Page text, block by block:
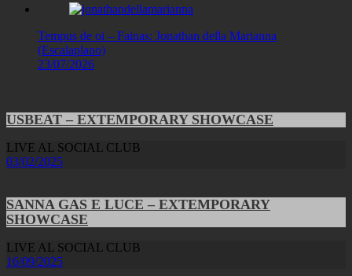
Tempus de oi – Fainas: Jonathan della Marianna
(Escalaplano)
23/07/2026
USBEAT – EXTEMPORARY SHOWCASE
LIVE AL SOCIAL CLUB
03/02/2025
SANNA GAS E LUCE – EXTEMPORARY
SHOWCASE
LIVE AL SOCIAL CLUB
16/09/2025